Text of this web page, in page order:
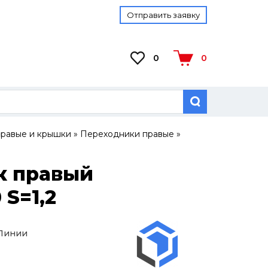
Отправить заявку
0 0
и крышки » Переходники правые »
правый